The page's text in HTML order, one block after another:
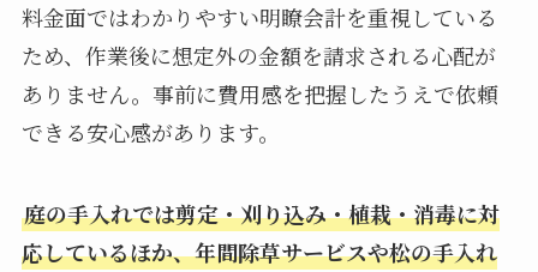
料金面ではわかりやすい明瞭会計を重視している
ため、作業後に想定外の金額を請求される心配が
ありません。事前に費用感を把握したうえで依頼
できる安心感があります。
庭の手入れでは剪定・刈り込み・植栽・消毒に対
応しているほか、年間除草サービスや松の手入れ